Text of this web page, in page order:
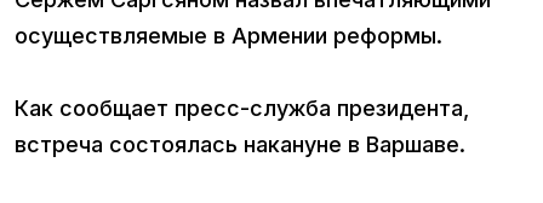
осуществляемые в Армении реформы.
Как сообщает пресс-служба президента,
встреча состоялась накануне в Варшаве.